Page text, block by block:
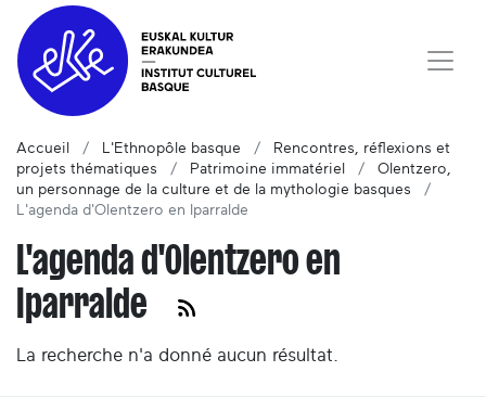
Accueil L'Ethnopôle basque
Rencontres, réflexions et
projets thématiques
Patrimoine immatériel
Olentzero,
un personnage de la culture et de la mythologie basques
L'agenda d'Olentzero en Iparralde
L'agenda d'Olentzero en
Iparralde
La recherche n'a donné aucun résultat.